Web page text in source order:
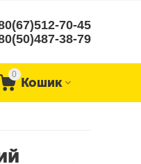
70-45
38-79
0
Кошик